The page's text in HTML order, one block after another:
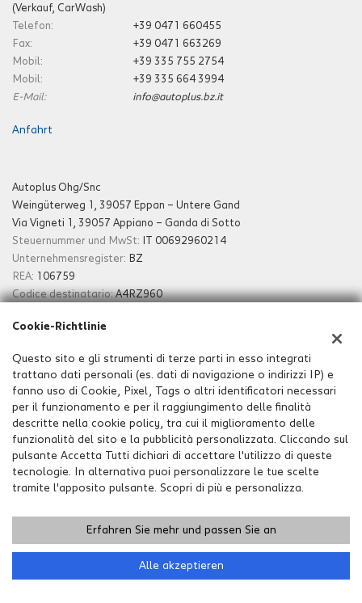
(Verkauf, CarWash)
Telefon:
+39 0471 660455
Fax:
+39 0471 663269
Mobil:
+39 335 755 2754
Mobil:
+39 335 664 3994
E-Mail:
info@autoplus.bz.it
Anfahrt
Autoplus Ohg/Snc
Weingüterweg 1, 39057 Eppan – Untere Gand
Via Vigneti 1, 39057 Appiano – Ganda di Sotto
Steuernummer und MwSt: IT 00692960214
Unternehmensregister: BZ
REA: 106759
Codice destinatario:A4RZ960
Copyright © 2026 GestionaleAuto.com S.r.l., Alle Rechte
vorbehalten -Lesen Sie die Datenschutzerklärung-Cookie
Richtlinie
GestionaleAuto.com
Cookie-Richtlinie
Questo sito e gli strumenti di terze parti in esso integrati
trattano dati personali (es. dati di navigazione o indirizzi IP) e
fanno uso di Cookie, Pixel, Tags o altri identificatori necessari
per il funzionamento e per il raggiungimento delle finalità
descritte nella cookie policy, tra cui il miglioramento delle
funzionalità del sito e la pubblicità personalizzata. Cliccando sul
pulsante Accetta Tutti dichiari di accettare l'utilizzo di queste
tecnologie. In alternativa puoi personalizzare le tue scelte
tramite l'apposito pulsante. Scopri di più e personalizza.
Erfahren Sie mehr und passen Sie an
Alle akzeptieren